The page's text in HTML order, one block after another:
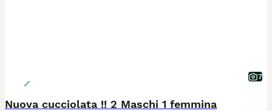
7
Nuova cucciolata !! 2 Maschi 1 femmina